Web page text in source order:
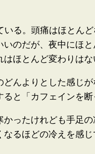
る。頭痛はほとん
のだが、夜中にほ
ほとんど変わりは
んよりとした感じ
と「カフェインを
ったけれども手足
るほどの冷えを感